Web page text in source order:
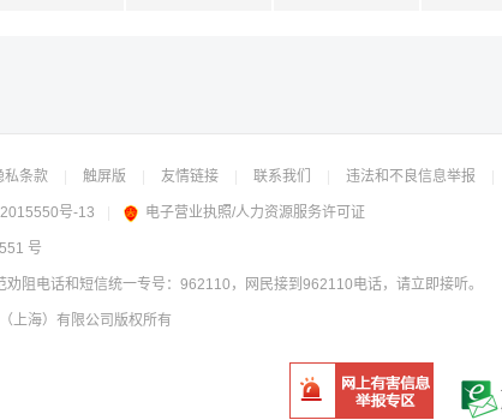
私条款 触屏版 友情链接 联系我们 违法和不良信息举报
号-13 电子营业执照/人力资源服务许可证
号
阻电话和短信统一专号：962110，网民接到962110电话，请立即接听。
上海）有限公司 版权所有